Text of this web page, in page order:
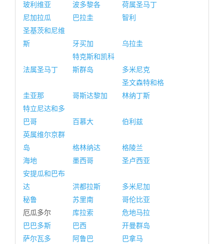
玻利维亚
波多黎各
荷属圣马丁
尼加拉瓜
巴拉圭
智利
圣基茨和尼维
斯
牙买加 乌拉圭
法属圣马丁
特克斯和凯科
斯群岛
多米尼克
圭亚那 哥斯达黎加
圣文森特和格
林纳丁斯
特立尼达和多
巴哥
百慕大
伯利兹
英属维尔京群
岛
格林纳达
格陵兰
海地
墨西哥
圣卢西亚
安提瓜和巴布
达
洪都拉斯
多米尼加
秘鲁
苏里南
哥伦比亚
厄瓜多尔
库拉索
危地马拉
巴巴多斯
巴西
开曼群岛
萨尔瓦多
阿鲁巴
巴拿马